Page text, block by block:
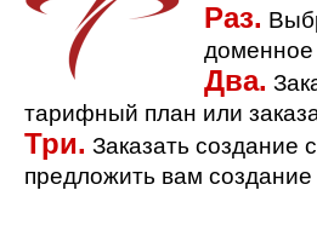
Раз.
доменное
Два.
тарифный план или
Три. Заказать
предложить вам